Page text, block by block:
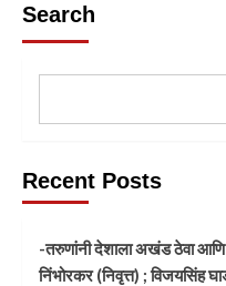
Search
Recent Posts
-तरुणांनी देशाला अखंड ठेवा
निंभोरकर (निवृत्त) ; विजयसिंह